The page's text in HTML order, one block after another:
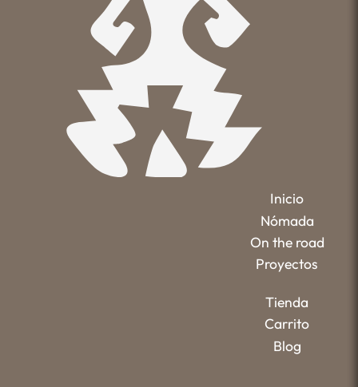
Inicio
Nómada
On the road
Proyectos
Tienda
Carrito
Blog